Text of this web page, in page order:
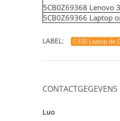
5CB0Z69368 Lenovo
5CB0Z69366 Laptop
LABEL: C330 Laptop de
CONTACTGEGEVENS
Luo